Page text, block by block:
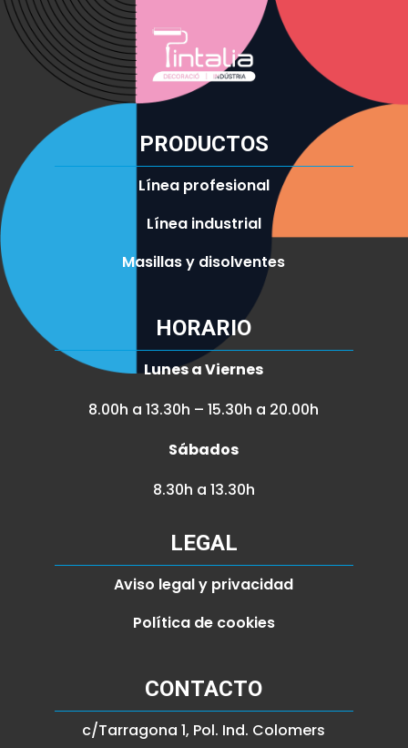
PRODUCTOS
Línea profesional
Línea industrial
Masillas y disolventes
HORARIO
Lunes a Viernes
8.00h a 13.30h – 15.30h a 20.00h
Sábados
8.30h a 13.30h
LEGAL
Aviso legal y privacidad
Política de cookies
CONTACTO
c/Tarragona 1, Pol. Ind. Colomers